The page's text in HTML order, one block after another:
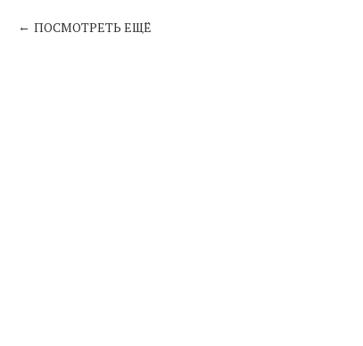
ПОСМОТРЕТЬ ЕЩЁ